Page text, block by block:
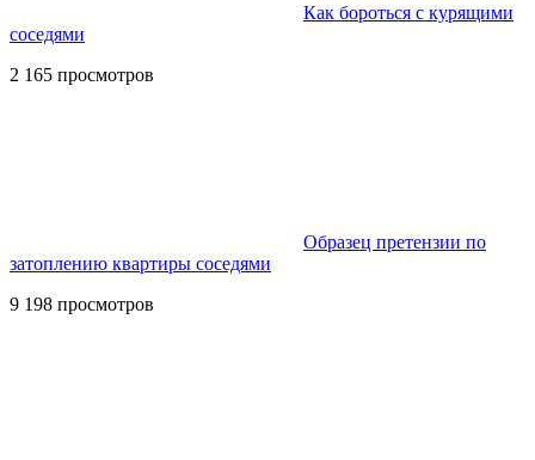
Как бороться с курящими
соседями
2 165 просмотров
Образец претензии по
затоплению квартиры соседями
9 198 просмотров